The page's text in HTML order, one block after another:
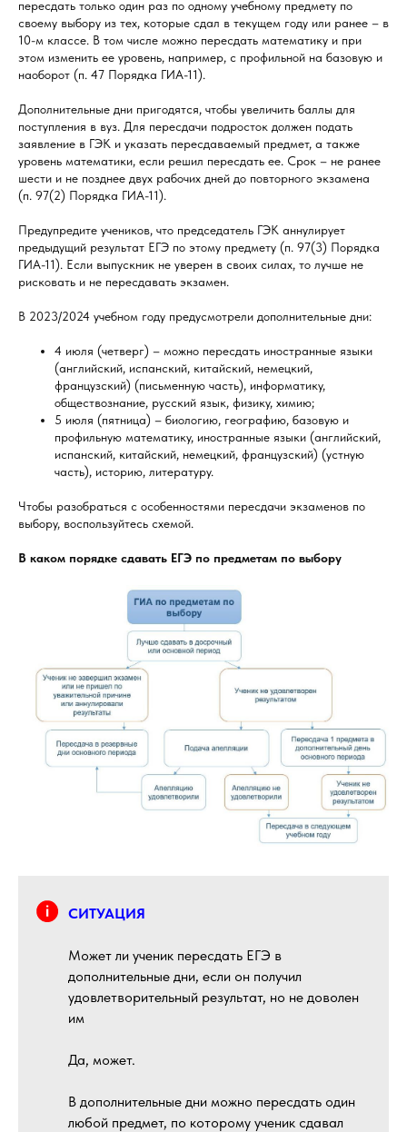
пересдать только один раз по одному учебному предмету по
своему выбору из тех, которые сдал в текущем году или ранее – в
10-м классе. В том числе можно пересдать математику и при
этом изменить ее уровень, например, с профильной на базовую и
наоборот (п. 47 Порядка ГИА-11).
Дополнительные дни пригодятся, чтобы увеличить баллы для
поступления в вуз. Для пересдачи подросток должен подать
заявление в ГЭК и указать пересдаваемый предмет, а также
уровень математики, если решил пересдать ее. Срок – не ранее
шести и не позднее двух рабочих дней до повторного экзамена
(п. 97(2) Порядка ГИА-11).
Предупредите учеников, что председатель ГЭК аннулирует
предыдущий результат ЕГЭ по этому предмету (п. 97(3) Порядка
ГИА-11). Если выпускник не уверен в своих силах, то лучше не
рисковать и не пересдавать экзамен.
В 2023/2024 учебном году предусмотрели дополнительные дни:
4 июля (четверг) – можно пересдать иностранные языки
(английский, испанский, китайский, немецкий,
французский) (письменную часть), информатику,
обществознание, русский язык, физику, химию;
5 июля (пятница) – биологию, географию, базовую и
профильную математику, иностранные языки (английский,
испанский, китайский, немецкий, французский) (устную
часть), историю, литературу.
Чтобы разобраться с особенностями пересдачи экзаменов по
выбору, воспользуйтесь схемой.
В каком порядке сдавать ЕГЭ по предметам по выбору
СИТУАЦИЯ
Может ли ученик пересдать ЕГЭ в
дополнительные дни, если он получил
удовлетворительный результат, но не доволен
им
Да, может.
В дополнительные дни можно пересдать один
любой предмет, по которому ученик сдавал